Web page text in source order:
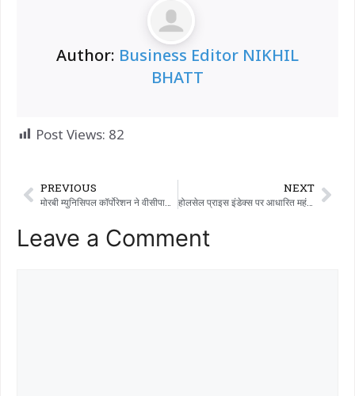
Author: Business Editor NIKHIL
BHATT
Post Views: 82
PREVIOUS
मोरबी म्युनिसिपल कॉर्पोरेशन ने वीसीपारा में 9.37 करोड़ रुपये की लागत से पीने के पानी की नई पाइपलाइन बनाने का काम शुरू किया है।
NEXT
होलसेल प्राइस इंडेक्स पर आधारित महंगाई बढ़कर 1.81% हो गई है!!!
Leave a Comment